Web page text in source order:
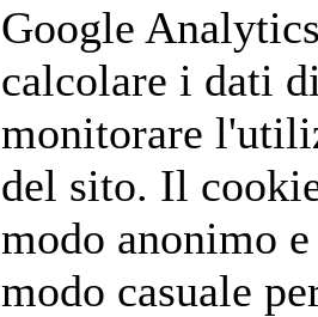
Google
calcolare i dati
monitorare
del sito. Il
modo anonimo
modo casuale